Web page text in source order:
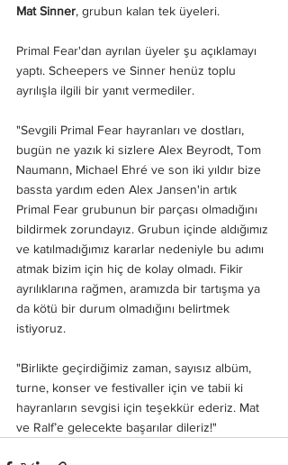
Mat Sinner, grubun kalan tek üyeleri.
Primal Fear'dan ayrılan üyeler şu açıklamayı
yaptı. Scheepers ve Sinner henüz toplu
ayrılışla ilgili bir yanıt vermediler.
"Sevgili Primal Fear hayranları ve dostları,
bugün ne yazık ki sizlere Alex Beyrodt, Tom
Naumann, Michael Ehré ve son iki yıldır bize
bassta yardım eden Alex Jansen'in artık
Primal Fear grubunun bir parçası olmadığını
bildirmek zorundayız. Grubun içinde aldığımız
ve katılmadığımız kararlar nedeniyle bu adımı
atmak bizim için hiç de kolay olmadı. Fikir
ayrılıklarına rağmen, aramızda bir tartışma ya
da kötü bir durum olmadığını belirtmek
istiyoruz.
"Birlikte geçirdiğimiz zaman, sayısız albüm,
turne, konser ve festivaller için ve tabii ki
hayranların sevgisi için teşekkür ederiz. Mat
ve Ralf’e gelecekte başarılar dileriz!"